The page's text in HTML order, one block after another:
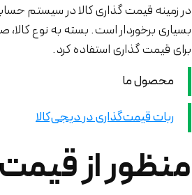
در زمینه قیمت گذاری کالا در سیستم
بسیاری برخوردار است. بسته به نوع
برای قیمت گذاری استفاده کرد.
محصول ما
ربات قیمت‌گذاری در دیجی‌کالا
منظور از